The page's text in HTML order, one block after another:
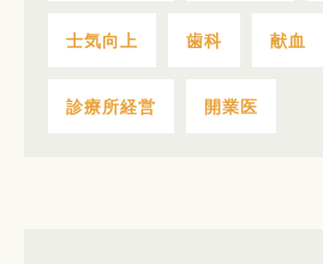
士気向上 歯科 献血
診療所経営 開業医